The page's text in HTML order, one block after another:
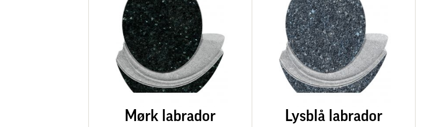
Mørk labrador Lysblå labrador